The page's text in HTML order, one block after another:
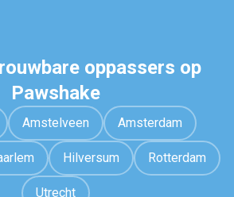
oppassers op
Pawshake
Amstelveen Amsterdam
Hilversum Rotterdam
Utrecht